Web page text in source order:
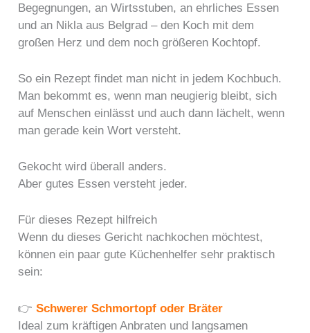
Begegnungen, an Wirtsstuben, an ehrliches Essen
und an Nikla aus Belgrad – den Koch mit dem
großen Herz und dem noch größeren Kochtopf.
So ein Rezept findet man nicht in jedem Kochbuch.
Man bekommt es, wenn man neugierig bleibt, sich
auf Menschen einlässt und auch dann lächelt, wenn
man gerade kein Wort versteht.
Gekocht wird überall anders.
Aber gutes Essen versteht jeder.
Für dieses Rezept hilfreich
Wenn du dieses Gericht nachkochen möchtest,
können ein paar gute Küchenhelfer sehr praktisch
sein:
👉Schwerer Schmortopf oder Bräter
Ideal zum kräftigen Anbraten und langsamen